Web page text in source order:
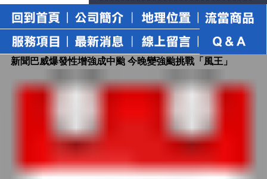
新聞巴威爆發性增強成中颱 今晚變強颱挑戰「風王」